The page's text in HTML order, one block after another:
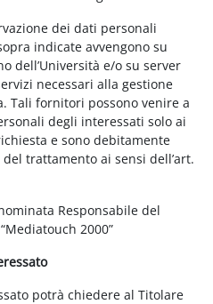
dei dati personali
indicate avvengono su
dell’Università e/o su server
necessari alla gestione
Tali fornitori possono venire a
degli interessati solo ai
e sono debitamente
trattamento ai sensi dell’art.
Responsabile del
2000”
potrà chiedere al Titolare